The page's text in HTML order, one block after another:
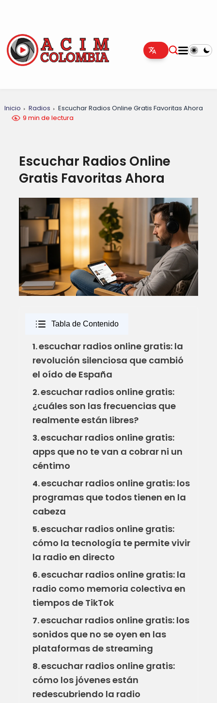
Inicio Radios
Escuchar Radios Online Gratis Favoritas Ahora
9 min de lectura
Escuchar Radios Online
Gratis Favoritas Ahora
Tabla de Contenido
1.escuchar radios online gratis: la
revolución silenciosa que cambió
el oído de España
2.escuchar radios online gratis:
¿cuáles son las frecuencias que
realmente están libres?
3.escuchar radios online gratis:
apps que no te van a cobrar ni un
céntimo
4.escuchar radios online gratis: los
programas que todos tienen en la
cabeza
5.escuchar radios online gratis:
cómo la tecnología te permite vivir
la radio en directo
6.escuchar radios online gratis: la
radio como memoria colectiva en
tiempos de TikTok
7.escuchar radios online gratis: los
sonidos que no se oyen en las
plataformas de streaming
8.escuchar radios online gratis:
cómo los jóvenes están
redescubriendo la radio